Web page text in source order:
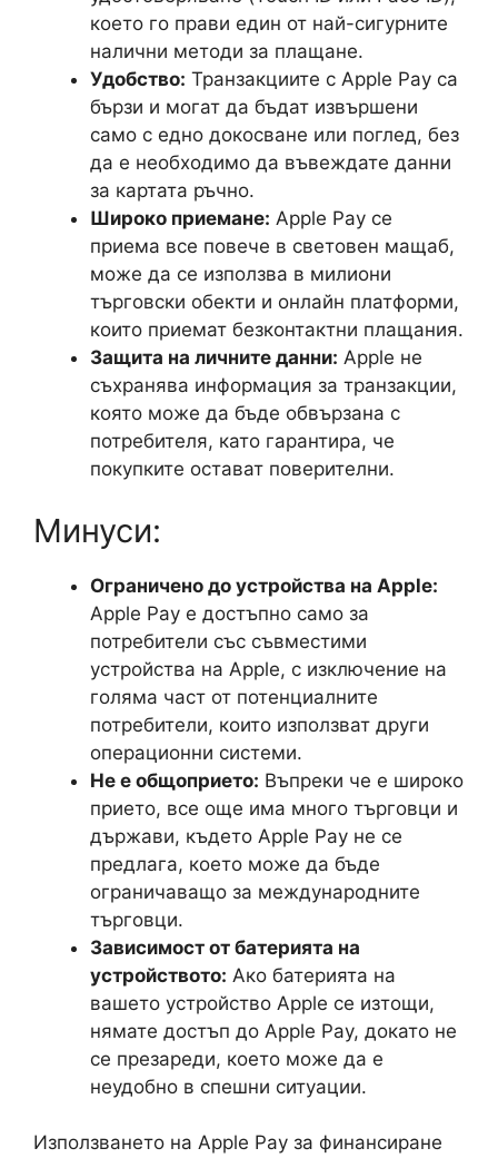
което го прави един от най-сигурните
налични методи за плащане.
Удобство: Транзакциите с Apple Pay са
бързи и могат да бъдат извършени
само с едно докосване или поглед, без
да е необходимо да въвеждате данни
за картата ръчно.
Широко приемане: Apple Pay се
приема все повече в световен мащаб,
може да се използва в милиони
търговски обекти и онлайн платформи,
които приемат безконтактни плащания.
Защита на личните данни: Apple не
съхранява информация за транзакции,
която може да бъде обвързана с
потребителя, като гарантира, че
покупките остават поверителни.
Минуси:
Ограничено до устройства на Apple:
Apple Pay е достъпно само за
потребители със съвместими
устройства на Apple, с изключение на
голяма част от потенциалните
потребители, които използват други
операционни системи.
Не е общоприето: Въпреки че е широко
прието, все още има много търговци и
държави, където Apple Pay не се
предлага, което може да бъде
ограничаващо за международните
търговци.
Зависимост от батерията на
устройството: Ако батерията на
вашето устройство Apple се изтощи,
нямате достъп до Apple Pay, докато не
се презареди, което може да е
неудобно в спешни ситуации.
Използването на Apple Pay за финансиране